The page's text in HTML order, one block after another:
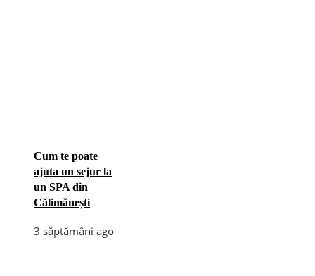
Cum te poate
ajuta un sejur la
un SPA din
Călimănești
3 săptămâni ago